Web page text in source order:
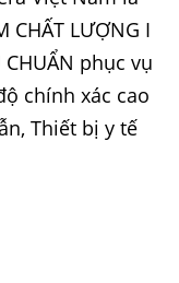
CHẤT LƯỢNG I
CHUẨN phục vụ
chính xác cao
Thiết bị y tế